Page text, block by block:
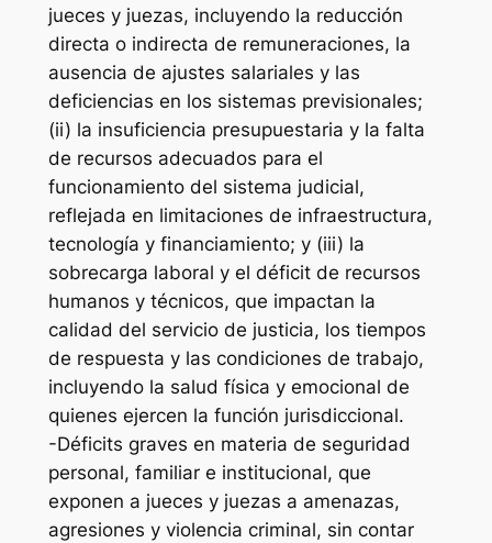
jueces y juezas, incluyendo la reducción
directa o indirecta de remuneraciones, la
ausencia de ajustes salariales y las
deficiencias en los sistemas previsionales;
(ii) la insuficiencia presupuestaria y la falta
de recursos adecuados para el
funcionamiento del sistema judicial,
reflejada en limitaciones de infraestructura,
tecnología y financiamiento; y (iii) la
sobrecarga laboral y el déficit de recursos
humanos y técnicos, que impactan la
calidad del servicio de justicia, los tiempos
de respuesta y las condiciones de trabajo,
incluyendo la salud física y emocional de
quienes ejercen la función jurisdiccional.
-Déficits graves en materia de seguridad
personal, familiar e institucional, que
exponen a jueces y juezas a amenazas,
agresiones y violencia criminal, sin contar